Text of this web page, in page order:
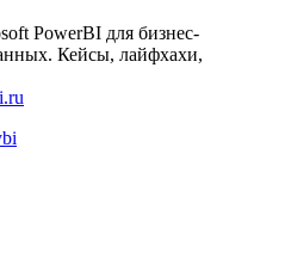
PowerBI для бизнес-
Кейсы, лайфхахи,